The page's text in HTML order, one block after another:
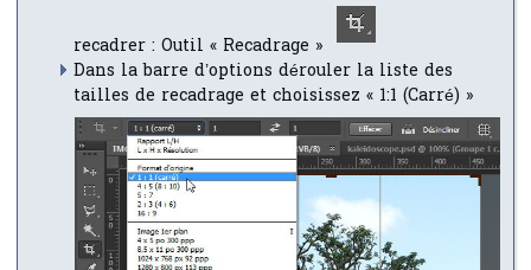
recadrer : Outil « Recadrage »
Dans la barre d’options dérouler la liste des
tailles de recadrage et choisissez « 1:1 (Carré) »